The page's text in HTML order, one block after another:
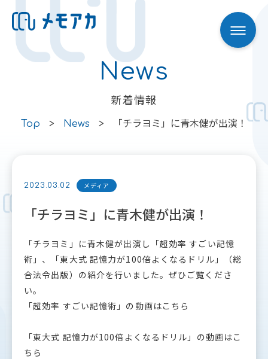
Skip to content News
新着情報
Top > News > 「チラヨミ」に青木健が出演！
2023.03.02 メディア
「チラヨミ」に青木健が出演！
「チラヨミ」に青木健が出演し「超効率 すごい記憶
術」、「東大式 記憶力が100倍よくなるドリル」（総
合法令出版）の紹介を行いました。ぜひご覧くださ
い。
「超効率 すごい記憶術」の動画はこちら
「東大式 記憶力が100倍よくなるドリル」の動画はこ
ちら